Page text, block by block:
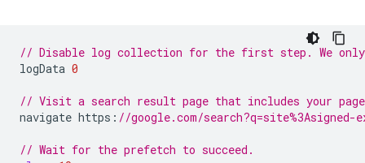
// Disable log collection for the first step. We
logData 0
// Visit a search result page that includes your
navigate https : //google.com/search?q=site%3Asigned-
// Wait for the prefetch to succeed.